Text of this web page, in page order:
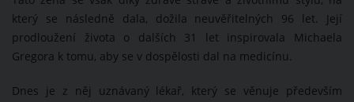
který se následně dala, dožila neuvěřitelných 96 let. Její
prodloužení života o dalších 31 let inspirovala Michaela
Gregora k tomu, aby se v dospělosti dal na medicínu.
Dnes je z něj uznávaný lékař, který se věnuje především